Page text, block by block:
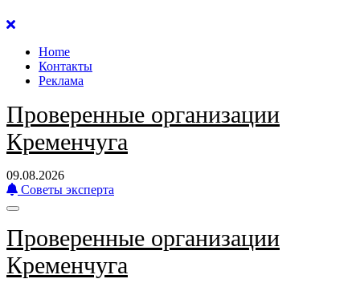
Перейти
содержанию
Home
Контакты
Реклама
Проверенные организации
Кременчуга
09.08.2026
Советы эксперта
Проверенные организации
Кременчуга